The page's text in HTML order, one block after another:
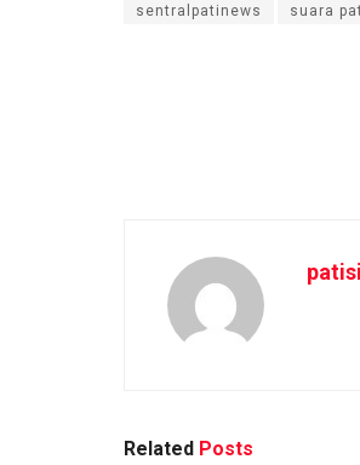
sentralpatinews suara
Related Posts